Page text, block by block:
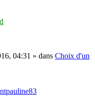
04:31 » dans Choix d'un